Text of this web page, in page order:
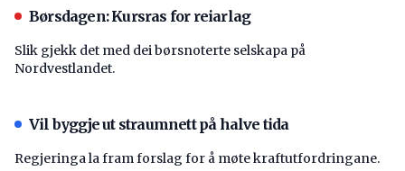
Børsdagen: Kursras for reiarlag
Slik gjekk det med dei børsnoterte selskapa på
Nordvestlandet.
Vil byggje ut straumnett på halve tida
Regjeringa la fram forslag for å møte kraftutfordringane.